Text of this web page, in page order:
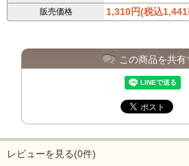
販売価格 1,310円(税込1,441
この商品を共有
レビューを見る(0件)